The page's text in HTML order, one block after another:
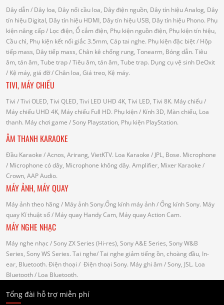
Dây dẫn/ Dây loa, Dây nối cầu loa, Dây điện nguồn, Dây tín hiệu Analog, Dây
tín hiệu Digital, Dây tín hiệu HDMI, Dây tín hiệu USB, Dây tín hiệu Phono. Phụ
kiện nâng cấp/ Lọc điện, Ổ cắm điện, Phụ kiện nguồn điện, Phụ kiện tín hiệu,
Cầu chì, Phụ kiện kết nối giắc 3.5mm, Cáp tai nghe. Phụ kiện đặc biệt/ Hộp
tiếp mass, Dây tiếp mass, Chân kê chống rung, Tonearm, Bóng dẫn. Tiêu
âm, tán âm, Tube trap/ Tiêu âm, tán âm, Tube trap. Dụng cụ vệ sinh DeOxit
/ Kệ máy, giá đỡ/ Chân loa, Giá treo, Kệ máy.
TIVI, MÁY CHIẾU
Tivi / Tivi OLED, Tivi QLED, Tivi LED UHD 4K, Tivi LED, Tivi 8K. Máy chiếu/
Máy chiếu UHD 4K, Máy chiếu Full HD. Phụ kiện/ Kính 3D, Màn chiếu, Loa
thanh. Máy chơi game / Sony Playstation, Phụ kiện PlayStation.
ÂM THANH KARAOKE
Đầu Karaoke / Acnos, Arirang, VietKTV. Loa Karaoke / JPL, Bose. Microphone
/ Microphone có dây, Microphone không dây. Amplifier, Mixer Karaoke /
Crown, AAP Audio.
MÁY ẢNH, MÁY QUAY
Máy ảnh theo hãng / Máy ảnh Sony.Ống kính máy ảnh / Ống kính Sony. Máy
quay Kĩ thuật số/ Máy quay Handy Cam, Máy quay Action Cam.
MÁY NGHE NHẠC
Máy nghe nhạc / Sony ZX Series (Hi-res), Sony A&E Series, Sony W&B
Series, Sony WS Series. Tai nghe/ Tai nghe giảm tiếng ồn, choàng đầu, In-
ear, Bluetooth. Điện thoại / Điện thoại Sony. Máy ghi âm / Sony, JSL. Loa
Bluetooth/ Loa Bluetooth.
Tổng đài hỗ trợ miễn phí